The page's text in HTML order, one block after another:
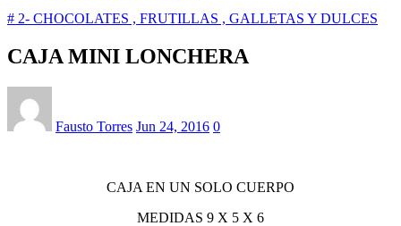
# 2- CHOCOLATES , FRUTILLAS , GALLETAS Y DULCES
CAJA MINI LONCHERA
Fausto Torres Jun 24, 2016 0
CAJA EN UN SOLO CUERPO
MEDIDAS 9 X 5 X 6